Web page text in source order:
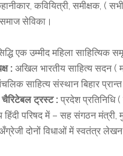
कवियित्री, समीक्षक, (
सेविका।
एक उम्मीद महिला साहित्यिक
:अखिल भारतीय साहित्य सदन (
साहित्य संस्थान बिहार
ट्रस्ट :प्रदेश प्रतिनिधि (
हिंदी परिषद में – सह संगठन मंत्री,
दोनों विधाओं में स्वतंत्र